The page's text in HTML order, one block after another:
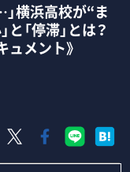
横浜高校が“ま
「停滞」とは？
ュメント》